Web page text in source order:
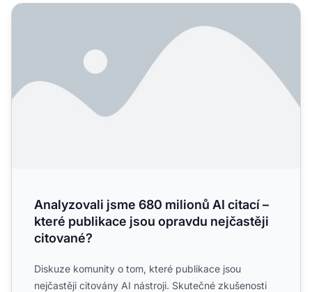
Analyzovali jsme 680 milionů AI citací – které publikace
Analyzovali jsme 680 milionů AI citací –
které publikace jsou opravdu nejčastěji
citované?
Diskuze komunity o tom, které publikace jsou
nejčastěji citovány AI nástroji. Skutečné zkušenosti